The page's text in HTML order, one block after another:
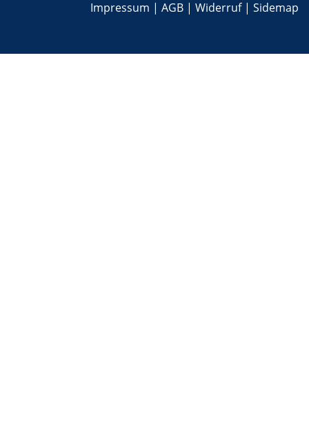
Impressum | AGB | Widerruf| Sidemap